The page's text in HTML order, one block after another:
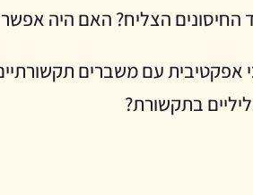
החיסונים הצליח? האם היה אפשר